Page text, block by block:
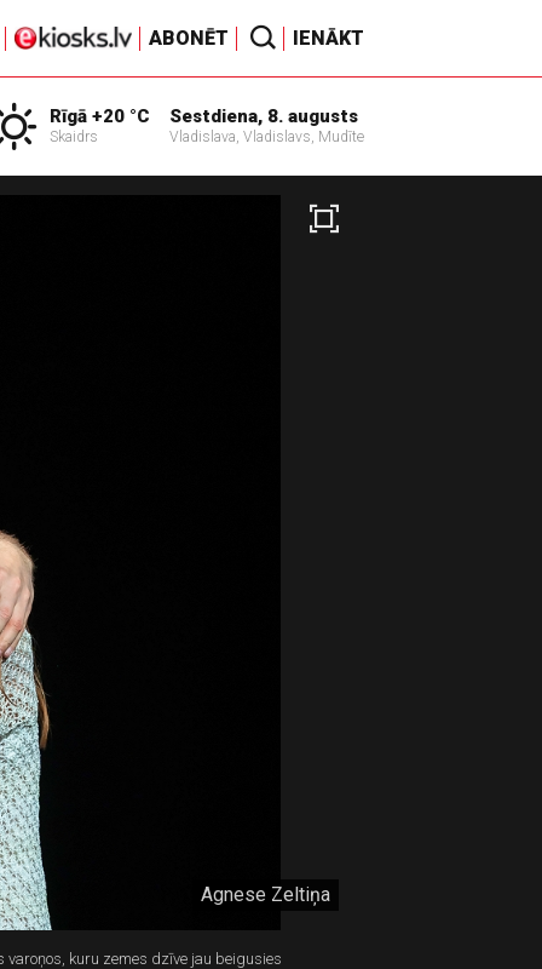
ABONĒT IENĀKT
Rīgā +20 °C
Skaidrs
Sestdiena, 8. augusts
Vladislava, Vladislavs, Mudīte
Agnese Zeltiņa
kuru zemes dzīve jau beigusies